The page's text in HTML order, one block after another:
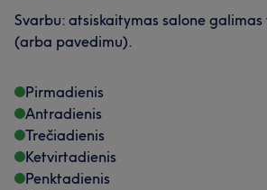
Svarbu: atsiskaitymas salone
(arba pavedimu).
Pirmadienis
Antradienis
Trečiadienis
Ketvirtadienis
Penktadienis